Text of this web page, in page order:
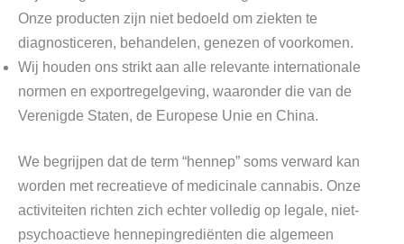
Onze producten zijn niet bedoeld om ziekten te
diagnosticeren, behandelen, genezen of voorkomen.
Wij houden ons strikt aan alle relevante internationale
normen en exportregelgeving, waaronder die van de
Verenigde Staten, de Europese Unie en China.
We begrijpen dat de term “hennep” soms verward kan
worden met recreatieve of medicinale cannabis. Onze
activiteiten richten zich echter volledig op legale, niet-
psychoactieve hennepingrediënten die algemeen